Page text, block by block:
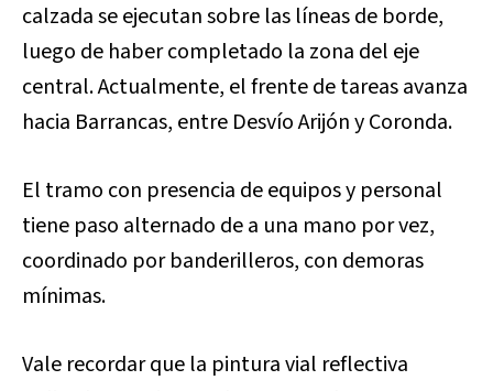
calzada se ejecutan sobre las líneas de borde,
luego de haber completado la zona del eje
central. Actualmente, el frente de tareas avanza
hacia Barrancas, entre Desvío Arijón y Coronda.
El tramo con presencia de equipos y personal
tiene paso alternado de a una mano por vez,
coordinado por banderilleros, con demoras
mínimas.
Vale recordar que la pintura vial reflectiva